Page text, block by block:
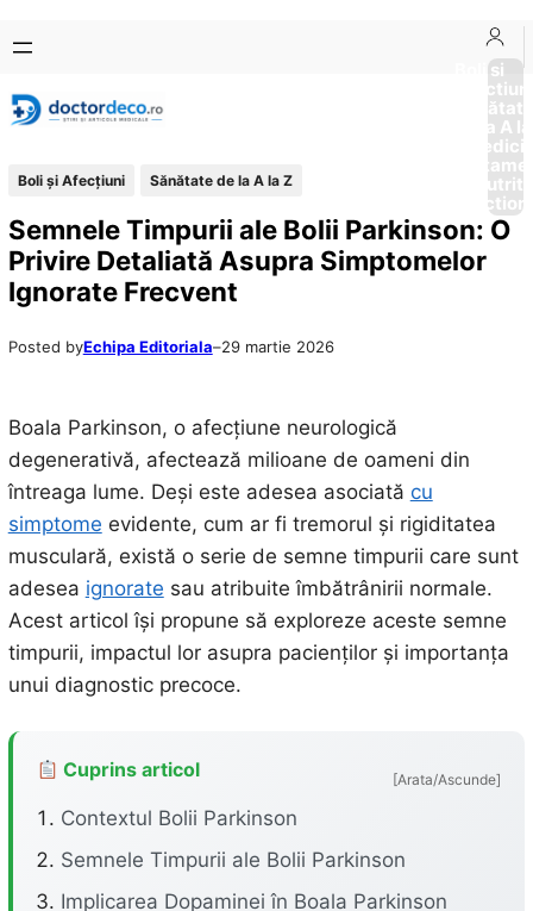
conținut
content
Boli si
Afectiuni
Sănătate
de la A
Boli și Afecțiuni Sănătate de la A la Z
Semnele Timpurii ale Bolii Parkinson: O
Privire Detaliată Asupra Simptomelor
Ignorate Frecvent
Posted byEchipa Editoriala–29 martie 2026
Boala Parkinson, o afecțiune neurologică
degenerativă, afectează milioane de oameni din
întreaga lume. Deși este adesea asociată cu
simptome evidente, cum ar fi tremorul și rigiditatea
musculară, există o serie de semne timpurii care sunt
adesea ignorate sau atribuite îmbătrânirii normale.
Acest articol își propune să exploreze aceste semne
timpurii, impactul lor asupra pacienților și importanța
unui diagnostic precoce.
Cuprins articol [Arata/Ascunde]
Contextul Bolii Parkinson
Semnele Timpurii ale Bolii Parkinson
Implicarea Dopaminei în Boala Parkinson